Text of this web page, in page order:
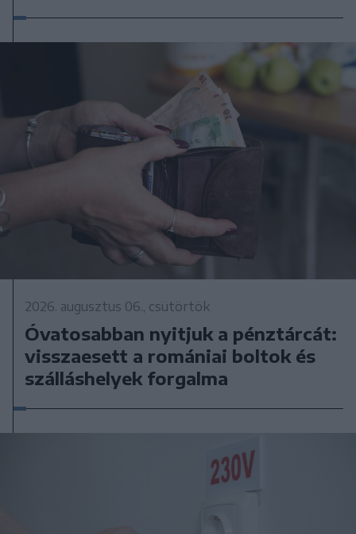
2026. augusztus 06., csütörtök
Óvatosabban nyitjuk a pénztárcát:
visszaesett a romániai boltok és
szálláshelyek forgalma